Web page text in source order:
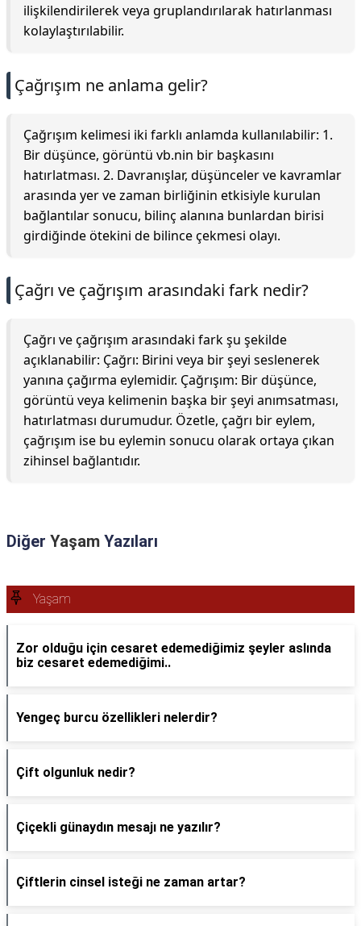
ilişkilendirilerek veya gruplandırılarak hatırlanması
kolaylaştırılabilir.
Çağrışım ne anlama gelir?
Çağrışım kelimesi iki farklı anlamda kullanılabilir: 1.
Bir düşünce, görüntü vb.nin bir başkasını
hatırlatması. 2. Davranışlar, düşünceler ve kavramlar
arasında yer ve zaman birliğinin etkisiyle kurulan
bağlantılar sonucu, bilinç alanına bunlardan birisi
girdiğinde ötekini de bilince çekmesi olayı.
Çağrı ve çağrışım arasındaki fark nedir?
Çağrı ve çağrışım arasındaki fark şu şekilde
açıklanabilir: Çağrı: Birini veya bir şeyi seslenerek
yanına çağırma eylemidir. Çağrışım: Bir düşünce,
görüntü veya kelimenin başka bir şeyi anımsatması,
hatırlatması durumudur. Özetle, çağrı bir eylem,
çağrışım ise bu eylemin sonucu olarak ortaya çıkan
zihinsel bağlantıdır.
Diğer Yaşam Yazıları
Yaşam
Zor olduğu için cesaret edemediğimiz şeyler aslında
biz cesaret edemediğimi..
Yengeç burcu özellikleri nelerdir?
Çift olgunluk nedir?
Çiçekli günaydın mesajı ne yazılır?
Çiftlerin cinsel isteği ne zaman artar?